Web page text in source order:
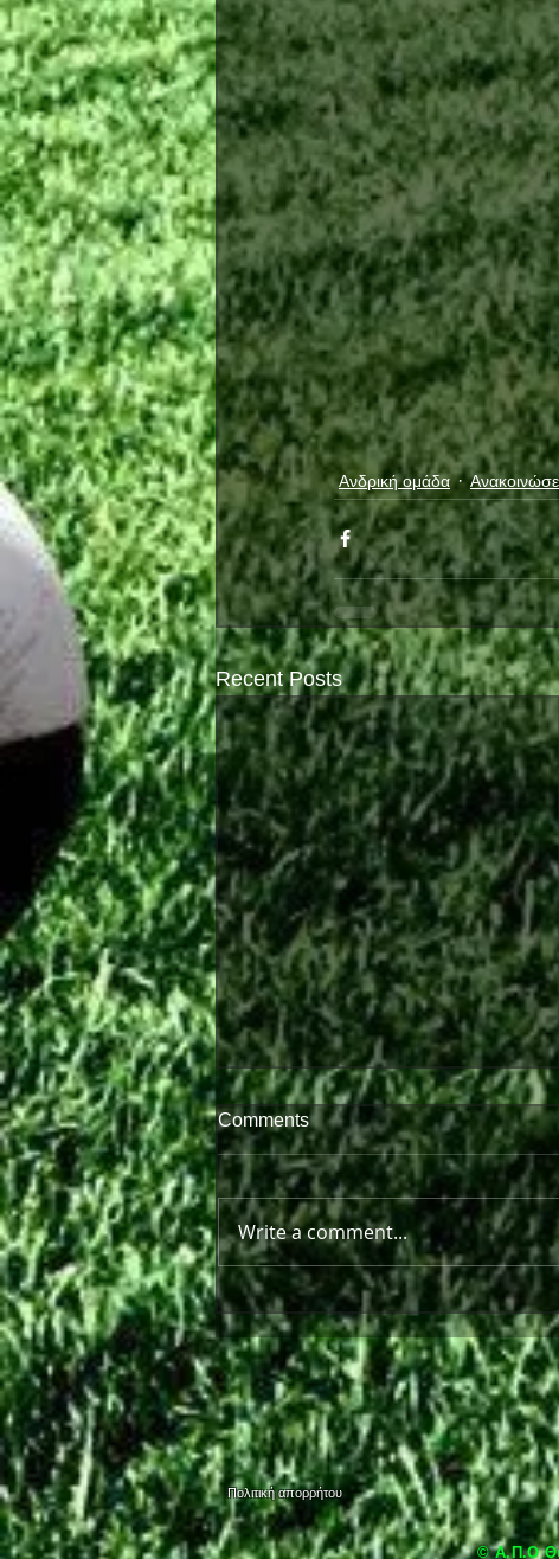
Ανδρική ομάδα
Recent Posts
Πρώτη παράσταση μπροστά
στον κόσμο της!
Comments
Write a comment...
Πολιτική απορρήτου
© Α.Π.Ο